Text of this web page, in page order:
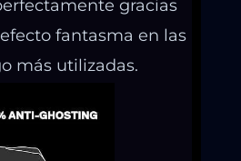
gracias
fantasma en las
más utilizadas.